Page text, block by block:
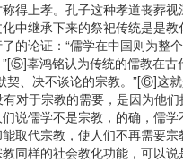
得上孝。孔子这种孝道丧葬
中继承下来的祭祀传统是是
的论证：“儒学在中国则为整
辜鸿铭认为传统的儒教在
契、决不谈论的宗教。”[⑥]这
有对于宗教的需要，是因为他
说儒学不是宗教，的确，儒
取代宗教，使人们不再需要
同样的社会教化功能，可以说